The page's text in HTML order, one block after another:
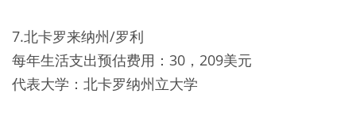
7.北卡罗来纳州/罗利
每年生活支出预估费用：30，209美元
代表大学：北卡罗纳州立大学